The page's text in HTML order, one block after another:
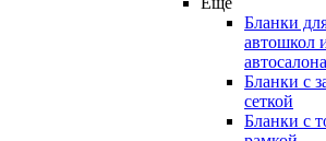
Бланки
автошкол
автосалона
Бланки с
сеткой
Бланки с